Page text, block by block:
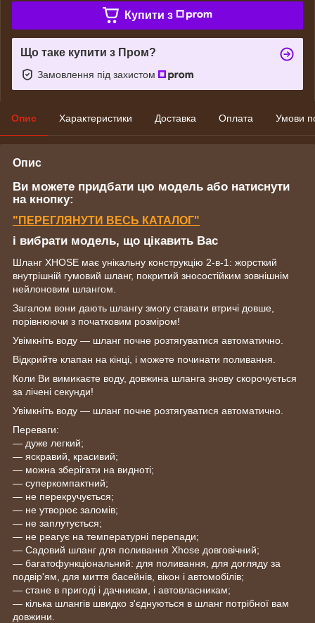
Купити з
Що таке купити з Пром?
Замовлення під захистом
Опис Характеристики Доставка Оплата Умови
Опис
Ви можете придбати цю модель або натиснути
на кнопку:
"ПЕРЕГЛЯНУТИ ВЕСЬ КАТАЛОГ"
і вибрати модель, що цікавить Вас
Шланг XHOSE має унікальну конструкцію 2-в-1: жорсткий
внутрішній гумовий шланг, покритий зносостійким зовнішнім
нейлоновим шлангом.
Загалом вони дають шлангу змогу ставати втричі довше,
порівнюючи з початковим розміром!
Увімкніть воду — шланг почне розтягуватися автоматично.
Відкрийте клапан на кінці, і можете починати поливання.
Коли Ви вимикаєте воду, довжина шланга знову скорочується
за лічені секунди!
Увімкніть воду — шланг почне розтягуватися автоматично.
Переваги:
― дуже легкий;
― яскравий, красивий;
― можна зберігати на видноті;
— суперкомпактний;
― не перекручується;
― не утворює заломів;
― не заплутується;
― не реагує на температурні перепади;
― Садовий шланг для поливання Xhose довговічний;
— багатофункціональний: для поливання, для догляду за
подвір'ям, для миття басейнів, вікон і автомобілів;
― стане в пригоді і дачникам, і автовласникам;
― кілька шлангів швидко з'єднуються в шланг потрібної вам
довжини.